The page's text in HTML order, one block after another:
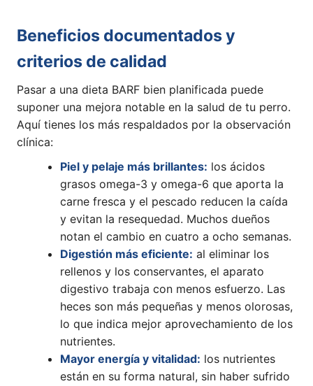
Beneficios documentados y
criterios de calidad
Pasar a una dieta BARF bien planificada puede
suponer una mejora notable en la salud de tu perro.
Aquí tienes los más respaldados por la observación
clínica:
Piel y pelaje más brillantes: los ácidos
grasos omega-3 y omega-6 que aporta la
carne fresca y el pescado reducen la caída
y evitan la resequedad. Muchos dueños
notan el cambio en cuatro a ocho semanas.
Digestión más eficiente: al eliminar los
rellenos y los conservantes, el aparato
digestivo trabaja con menos esfuerzo. Las
heces son más pequeñas y menos olorosas,
lo que indica mejor aprovechamiento de los
nutrientes.
Mayor energía y vitalidad: los nutrientes
están en su forma natural, sin haber sufrido